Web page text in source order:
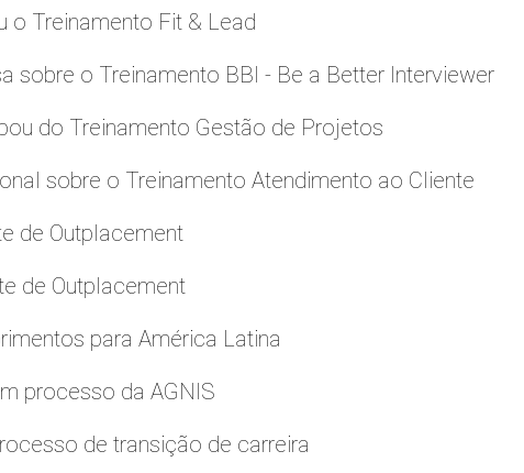
o Treinamento Fit & Lead
sobre o Treinamento BBI - Be a Better Interviewer
do Treinamento Gestão de Projetos
sobre o Treinamento Atendimento ao Cliente
de Outplacement
de Outplacement
para América Latina
processo da AGNIS
de transição de carreira